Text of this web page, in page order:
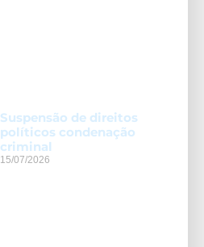
Suspensão de direitos
políticos condenação
criminal
15/07/2026